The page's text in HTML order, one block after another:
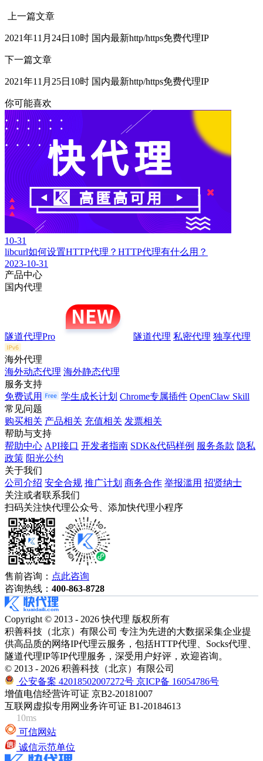
上一篇文章
2021年11月24日10时 国内最新http/https免费代理IP
下一篇文章
2021年11月25日10时 国内最新http/https免费代理IP
你可能喜欢
10-31
libcurl如何设置HTTP代理？HTTP代理有什么用？
2023-10-31
产品中心
国内代理
隧道代理Pro 隧道代理 私密代理 独享代理
海外代理
海外动态代理 海外静态代理
服务支持
免费试用
学生成长计划 Chrome专属插件 OpenClaw Skill
常见问题
购买相关 产品相关 充值相关 发票相关
帮助与支持
帮助中心 API接口 开发者指南 SDK&代码样例 服务条款 隐私
政策 阳光公约
关于我们
公司介绍 安全合规 推广计划 商务合作 举报滥用 招贤纳士
关注或者联系我们
扫码关注快代理公众号、添加快代理小程序
售前咨询： 点此咨询
咨询热线： 400-863-8728
Copyright © 2013 - 2026 快代理 版权所有
积善科技（北京）有限公司 专注为先进的大数据采集企业提
供高品质的网络IP代理云服务，包括HTTP代理、Socks代理、
隧道代理IP等IP代理服务，深受用户好评，欢迎咨询。
© 2013 - 2026 积善科技（北京）有限公司
公安备案 42018502007272号 京ICP备 16054786号
增值电信经营许可证 京B2-20181007
互联网虚拟专用网业务许可证 B1-20184613
10ms
可信网站
诚信示范单位